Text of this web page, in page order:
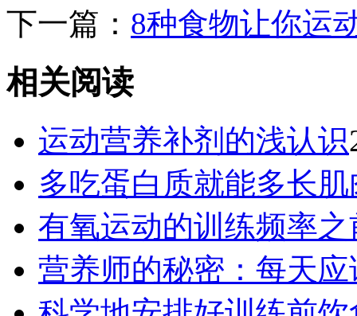
下一篇： 8种食物让你运
相关阅读
运动营养补剂的浅认识
多吃蛋白质就能多长肌
有氧运动的训练频率之
营养师的秘密：每天应